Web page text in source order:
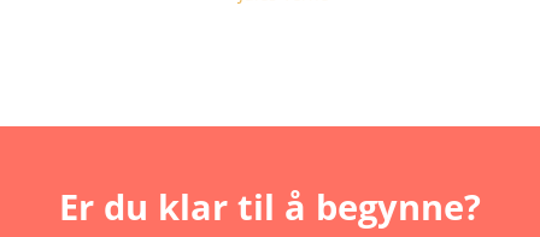
Er du klar til å begynne?